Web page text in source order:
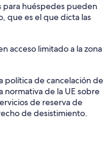
para huéspedes pueden
que es el que dicta las
acceso limitado a la zona
política de cancelación de
de la UE sobre
de reserva de
de desistimiento.